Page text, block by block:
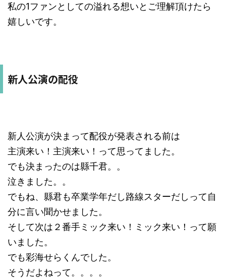
私の1ファンとしての溢れる想いとご理解頂けたら
嬉しいです。
新人公演の配役
新人公演が決まって配役が発表される前は
主演来い！主演来い！って思ってました。
でも決まったのは縣千君。。
泣きました。。
でもね、縣君も卒業学年だし路線スターだしって自
分に言い聞かせました。
そして次は２番手ミック来い！ミック来い！って願
いました。
でも彩海せらくんでした。
そうだよねって。。。。